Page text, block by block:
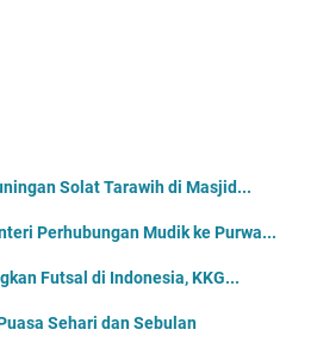
Solat Tarawih di Masjid...
Perhubungan Mudik ke Purwa...
Futsal di Indonesia, KKG...
Sehari dan Sebulan